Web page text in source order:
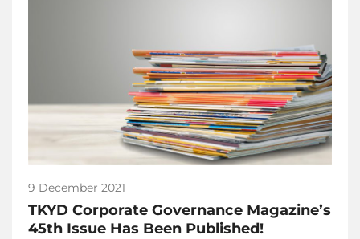
9 December 2021
TKYD Corporate Governance Magazine’s
45th Issue Has Been Published!